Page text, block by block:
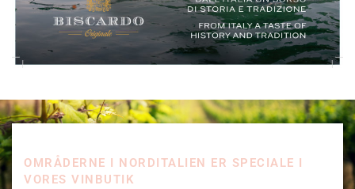
OMRÅDERNE I NORDITALIEN ER SPECIALE I
VORES VINBUTIK